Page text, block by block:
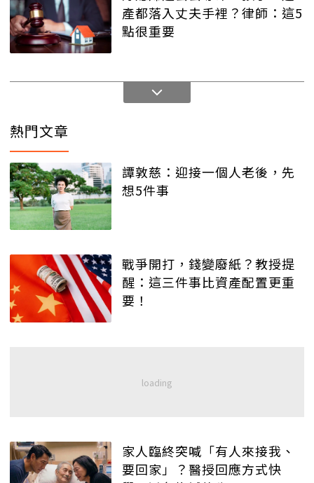
產都落入丈夫手裡？律師：這5
點很重要
熱門文章
譚敦慈：迎接一個人老後，先
想5件事
戰爭開打，錢變廢紙？教授提
醒：這三件事比資產配置更重
要！
家人臨終突喊「有人來接我、
要回家」？醫授回應方式快